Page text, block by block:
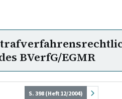
BVerfG/EGMR
S. 398 (Heft 12/2004)